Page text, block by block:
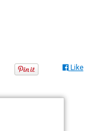
Like